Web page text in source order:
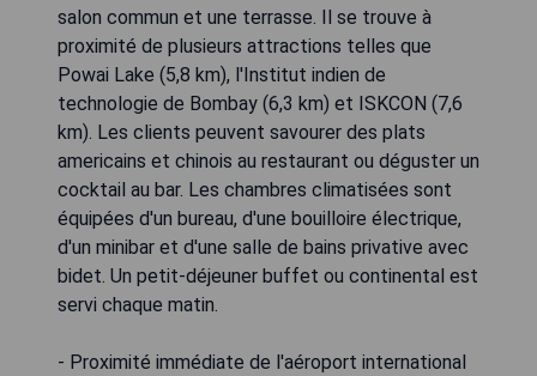
salon commun et une terrasse. Il se trouve à
proximité de plusieurs attractions telles que
Powai Lake (5,8 km), l'Institut indien de
technologie de Bombay (6,3 km) et ISKCON (7,6
km). Les clients peuvent savourer des plats
americains et chinois au restaurant ou déguster un
cocktail au bar. Les chambres climatisées sont
équipées d'un bureau, d'une bouilloire électrique,
d'un minibar et d'une salle de bains privative avec
bidet. Un petit-déjeuner buffet ou continental est
servi chaque matin.
- Proximité immédiate de l'aéroport international